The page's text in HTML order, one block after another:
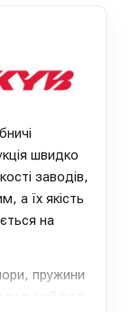
швидко
заводів,
а їх якість
на
пружини
ряд